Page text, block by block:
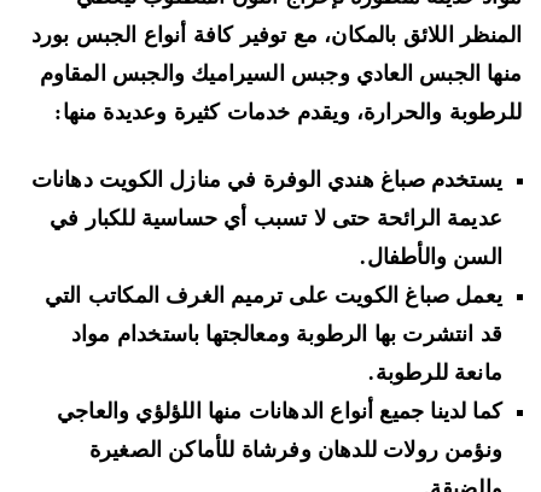
اللائق بالمكان، مع توفير كافة أنواع الجبس بورد
الجبس العادي وجبس السيراميك والجبس المقاوم
والحرارة، ويقدم خدمات كثيرة وعديدة منها:
يستخدم صباغ هندي الوفرة في منازل الكويت دهانات
عديمة الرائحة حتى لا تسبب أي حساسية للكبار في
السن والأطفال.
يعمل صباغ الكويت على ترميم الغرف المكاتب التي
قد انتشرت بها الرطوبة ومعالجتها باستخدام مواد
مانعة للرطوبة.
كما لدينا جميع أنواع الدهانات منها اللؤلؤي والعاجي
ونؤمن رولات للدهان وفرشاة للأماكن الصغيرة